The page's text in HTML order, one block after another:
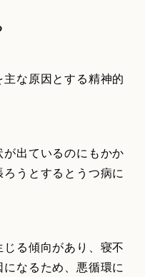
な原因とする精神的
出ているのにもかか
うとするとうつ病に
る傾向があり、寝不
なるため、悪循環に